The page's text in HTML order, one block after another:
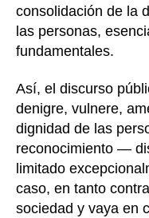
consolidación de la
las personas,
fundamentales.
Así, el discurso
denigre, vulnere,
dignidad de las
reconocimiento —
limitado
caso, en tanto
sociedad y vaya en